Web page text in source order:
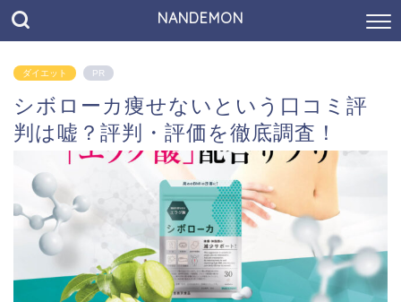
NANDEMON
ダイエット PR
シボローカ痩せないという口コミ評
判は嘘？評判・評価を徹底調査！